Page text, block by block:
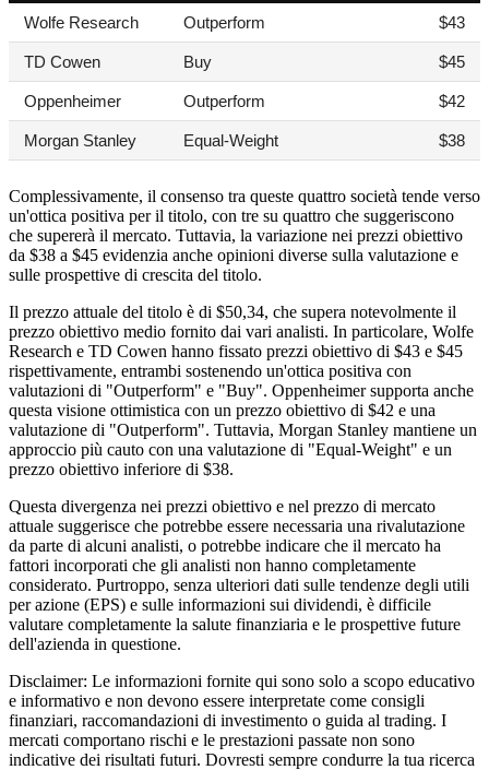
Wolfe Research Outperform $43
TD Cowen Buy $45
Oppenheimer Outperform $42
Morgan Stanley Equal-Weight $38
Complessivamente, il consenso tra queste quattro società tende verso
un'ottica positiva per il titolo, con tre su quattro che suggeriscono
che supererà il mercato. Tuttavia, la variazione nei prezzi obiettivo
da $38 a $45 evidenzia anche opinioni diverse sulla valutazione e
sulle prospettive di crescita del titolo.
Il prezzo attuale del titolo è di $50,34, che supera notevolmente il
prezzo obiettivo medio fornito dai vari analisti. In particolare, Wolfe
Research e TD Cowen hanno fissato prezzi obiettivo di $43 e $45
rispettivamente, entrambi sostenendo un'ottica positiva con
valutazioni di "Outperform" e "Buy". Oppenheimer supporta anche
questa visione ottimistica con un prezzo obiettivo di $42 e una
valutazione di "Outperform". Tuttavia, Morgan Stanley mantiene un
approccio più cauto con una valutazione di "Equal-Weight" e un
prezzo obiettivo inferiore di $38.
Questa divergenza nei prezzi obiettivo e nel prezzo di mercato
attuale suggerisce che potrebbe essere necessaria una rivalutazione
da parte di alcuni analisti, o potrebbe indicare che il mercato ha
fattori incorporati che gli analisti non hanno completamente
considerato. Purtroppo, senza ulteriori dati sulle tendenze degli utili
per azione (EPS) e sulle informazioni sui dividendi, è difficile
valutare completamente la salute finanziaria e le prospettive future
dell'azienda in questione.
Disclaimer: Le informazioni fornite qui sono solo a scopo educativo
e informativo e non devono essere interpretate come consigli
finanziari, raccomandazioni di investimento o guida al trading. I
mercati comportano rischi e le prestazioni passate non sono
indicative dei risultati futuri. Dovresti sempre condurre la tua ricerca